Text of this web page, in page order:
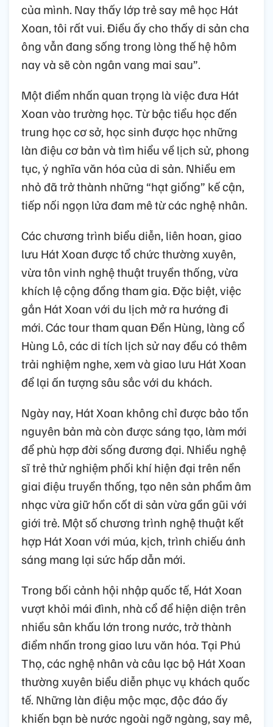
của mình. Nay thấy lớp trẻ say mê học Hát
Xoan, tôi rất vui. Điều ấy cho thấy di sản cha
ông vẫn đang sống trong lòng thế hệ hôm
nay và sẽ còn ngân vang mai sau”.
Một điểm nhấn quan trọng là việc đưa Hát
Xoan vào trường học. Từ bậc tiểu học đến
trung học cơ sở, học sinh được học những
làn điệu cơ bản và tìm hiểu về lịch sử, phong
tục, ý nghĩa văn hóa của di sản. Nhiều em
nhỏ đã trở thành những “hạt giống” kế cận,
tiếp nối ngọn lửa đam mê từ các nghệ nhân.
Các chương trình biểu diễn, liên hoan, giao
lưu Hát Xoan được tổ chức thường xuyên,
vừa tôn vinh nghệ thuật truyền thống, vừa
khích lệ cộng đồng tham gia. Đặc biệt, việc
gắn Hát Xoan với du lịch mở ra hướng đi
mới. Các tour tham quan Đền Hùng, làng cổ
Hùng Lô, các di tích lịch sử nay đều có thêm
trải nghiệm nghe, xem và giao lưu Hát Xoan
để lại ấn tượng sâu sắc với du khách.
Ngày nay, Hát Xoan không chỉ được bảo tồn
nguyên bản mà còn được sáng tạo, làm mới
để phù hợp đời sống đương đại. Nhiều nghệ
sĩ trẻ thử nghiệm phối khí hiện đại trên nền
giai điệu truyền thống, tạo nên sản phẩm âm
nhạc vừa giữ hồn cốt di sản vừa gần gũi với
giới trẻ. Một số chương trình nghệ thuật kết
hợp Hát Xoan với múa, kịch, trình chiếu ánh
sáng mang lại sức hấp dẫn mới.
Trong bối cảnh hội nhập quốc tế, Hát Xoan
vượt khỏi mái đình, nhà cổ để hiện diện trên
nhiều sân khấu lớn trong nước, trở thành
điểm nhấn trong giao lưu văn hóa. Tại Phú
Thọ, các nghệ nhân và câu lạc bộ Hát Xoan
thường xuyên biểu diễn phục vụ khách quốc
tế. Những làn điệu mộc mạc, độc đáo ấy
khiến bạn bè nước ngoài ngỡ ngàng, say mê,